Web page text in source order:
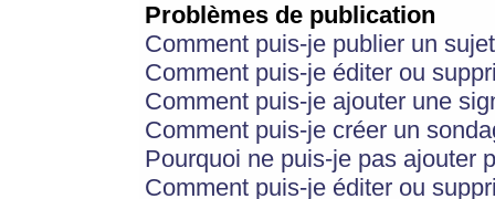
Problèmes de publication
Comment puis-je publier un
Comment puis-je éditer ou
Comment puis-je ajouter une
Comment puis-je créer un
Pourquoi ne puis-je pas ajouter
Comment puis-je éditer ou